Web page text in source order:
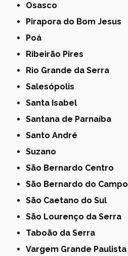
Osasco
Pirapora do Bom Jesus
Poá
Ribeirão Pires
Rio Grande da Serra
Salesópolis
Santa Isabel
Santana de Parnaíba
Santo André
Suzano
São Bernardo Centro
São Bernardo do Campo
São Caetano do Sul
São Lourenço da Serra
Taboão da Serra
Vargem Grande Paulista